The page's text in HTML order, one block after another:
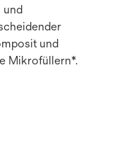
und
und
Mikrofüllern*.